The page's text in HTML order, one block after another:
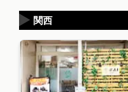
関西
▶